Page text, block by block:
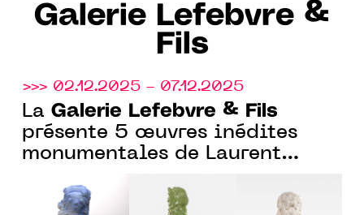
Galerie Lefebvre &
Fils
>>> 02.12.2025 - 07.12.2025
La Galerie Lefebvre & Fils
présente 5 œuvres inédites
monumentales de Laurent